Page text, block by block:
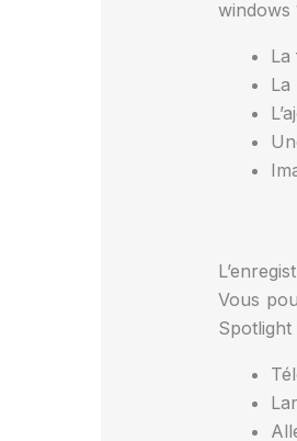
windows
La
La
Vous